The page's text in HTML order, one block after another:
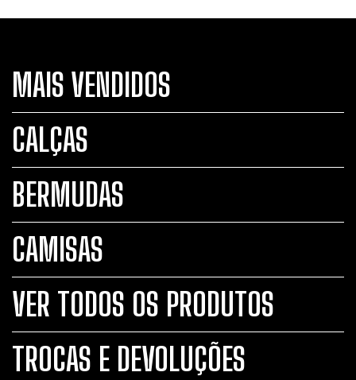
MAIS VENDIDOS
CALÇAS
BERMUDAS
CAMISAS
VER TODOS OS PRODUTOS
TROCAS E DEVOLUÇÕES